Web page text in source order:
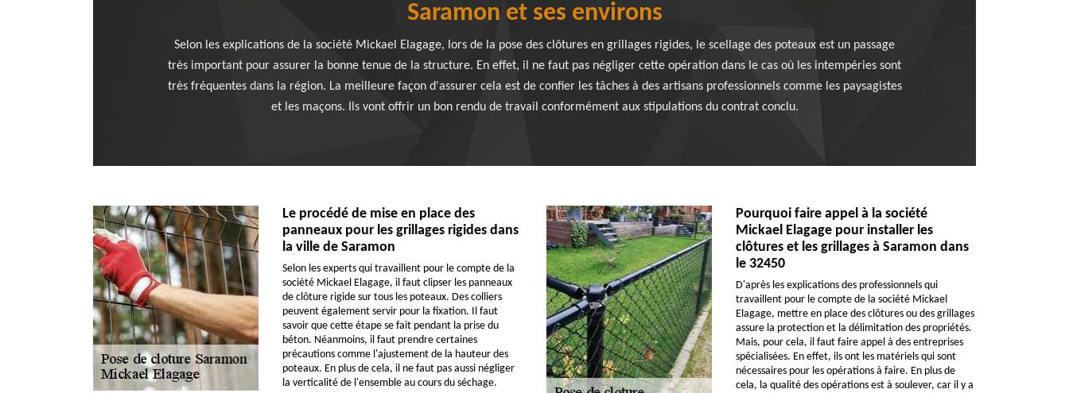
Saramon et ses environs
Selon les explications de la société Mickael Elagage, lors de la pose des clôtures en grillages rigides, le scellage des poteaux est un passage
très important pour assurer la bonne tenue de la structure. En effet, il ne faut pas négliger cette opération dans le cas où les intempéries sont
très fréquentes dans la région. La meilleure façon d'assurer cela est de confier les tâches à des artisans professionnels comme les paysagistes
et les maçons. Ils vont offrir un bon rendu de travail conformément aux stipulations du contrat conclu.
Le procédé de mise en place des
panneaux pour les grillages rigides dans
la ville de Saramon
Selon les experts qui travaillent pour le compte de la
société Mickael Elagage, il faut clipser les panneaux
de clôture rigide sur tous les poteaux. Des colliers
peuvent également servir pour la fixation. Il faut
savoir que cette étape se fait pendant la prise du
béton. Néanmoins, il faut prendre certaines
précautions comme l'ajustement de la hauteur des
poteaux. En plus de cela, il ne faut pas aussi négliger
la verticalité de l'ensemble au cours du séchage.
Pourquoi faire appel à la société
Mickael Elagage pour installer les
clôtures et les grillages à Saramon dans
le 32450
D'après les explications des professionnels qui
travaillent pour le compte de la société Mickael
Elagage, mettre en place des clôtures ou des grillages
assure la protection et la délimitation des propriétés.
Mais, pour cela, il faut faire appel à des entreprises
spécialisées. En effet, ils ont les matériels qui sont
nécessaires pour les opérations à faire. En plus de
cela, la qualité des opérations est à soulever, car il y a